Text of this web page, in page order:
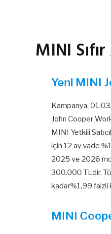
MINI
Yeni MINI
Kampanya,
John Cooper
MINI Yetkili
için 12 ay vade
2025 ve 2026
300.000 TL’dir.
kadar%1,99 faizli
MINI